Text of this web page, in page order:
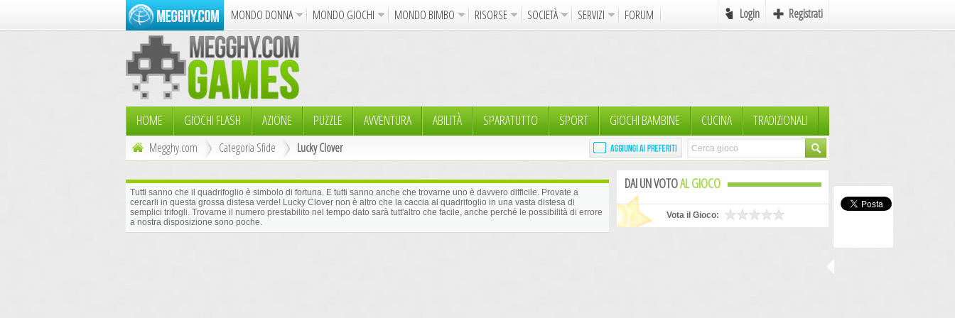
MONDO DONNA MONDO GIOCHI MONDO BIMBO RISORSE SOCIETÀ SERVIZI FORUM Login Registrati
Album Punto Croce Cucina
Azione Puzzle
Disegni da Colorare Crea il Disegno I Vostri Nomi Giochi Bambine Favole
Programmi Mondo Pirati
Notizie Religione Aforismi Poesie Autori in Erba Scrivere
MyAvatar Postcards
HOME GIOCHI FLASH AZIONE PUZZLE AVVENTURA ABILITÀ SPARATUTTO SPORT GIOCHI BAMBINE CUCINA TRADIZIONALI
Megghy.com Categoria Sfide Lucky Clover
DAI UN VOTOAL GIOCO
Vota il Gioco:
Tutti sanno che il quadrifoglio è simbolo di fortuna. E tutti sanno anche che trovarne uno è davvero difficile. Provate a
cercarli in questa grossa distesa verde! Lucky Clover non è altro che la caccia al quadrifoglio in una vasta distesa di
semplici trifogli. Trovarne il numero prestabilito nel tempo dato sarà tutt'altro che facile, anche perché le possibilità di errore
a nostra disposizione sono poche.